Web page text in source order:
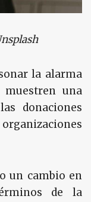
la alarma
muestren una
donaciones
un cambio en
de la